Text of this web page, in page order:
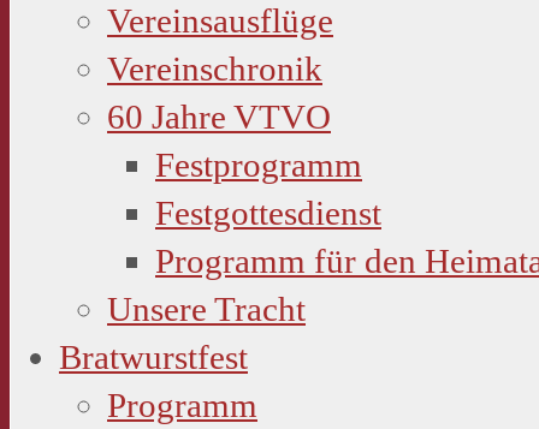
Vereinsausflüge
Vereinschronik
60 Jahre VTVO
Festprogramm
Festgottesdienst
Programm für den
Unsere Tracht
Bratwurstfest
Programm